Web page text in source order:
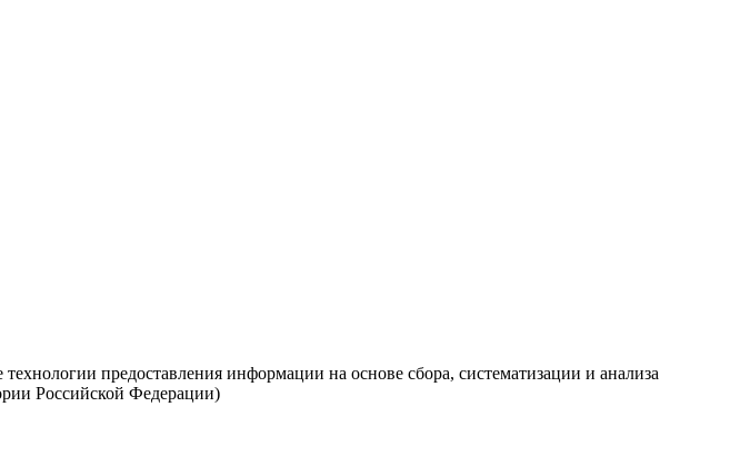
предоставления информации на основе сбора, систематизации и анализа
Российской Федерации)